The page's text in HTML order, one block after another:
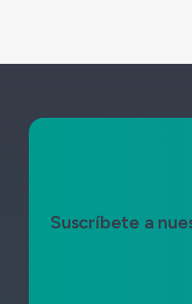
Suscríbete a